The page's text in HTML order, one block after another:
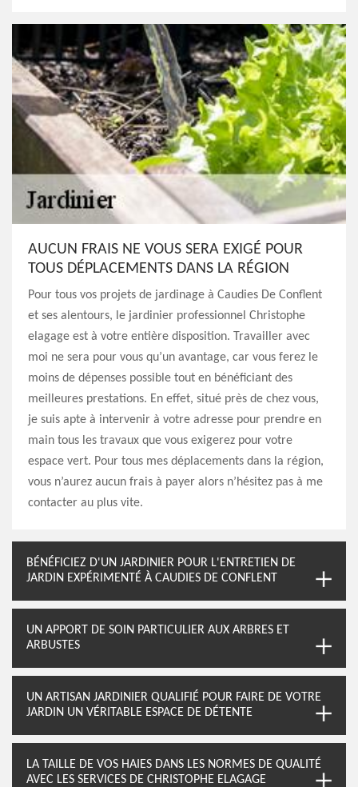
AUCUN FRAIS NE VOUS SERA EXIGÉ POUR
TOUS DÉPLACEMENTS DANS LA RÉGION
Pour tous vos projets de jardinage à Caudies De Conflent
et ses alentours, le jardinier professionnel Christophe
elagage est à votre entière disposition. Travailler avec
moi ne sera pour vous qu’un avantage, car vous ferez le
moins de dépenses possible tout en bénéficiant des
meilleures prestations. En effet, situé près de chez vous,
je suis apte à intervenir à votre adresse pour prendre en
main tous les travaux que vous exigerez pour votre
espace vert. Pour tous mes déplacements dans la région,
vous n’aurez aucun frais à payer alors n’hésitez pas à me
contacter au plus vite.
BÉNÉFICIEZ D'UN JARDINIER POUR L'ENTRETIEN DE
JARDIN EXPÉRIMENTÉ À CAUDIES DE CONFLENT
UN APPORT DE SOIN PARTICULIER AUX ARBRES ET
ARBUSTES
UN ARTISAN JARDINIER QUALIFIÉ POUR FAIRE DE VOTRE
JARDIN UN VÉRITABLE ESPACE DE DÉTENTE
LA TAILLE DE VOS HAIES DANS LES NORMES DE QUALITÉ
AVEC LES SERVICES DE CHRISTOPHE ELAGAGE